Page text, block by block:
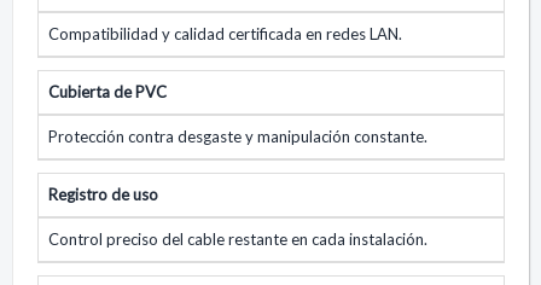
Compatibilidad y calidad certificada en redes LAN.
Cubierta de PVC
Protección contra desgaste y manipulación constante.
Registro de uso
Control preciso del cable restante en cada instalación.